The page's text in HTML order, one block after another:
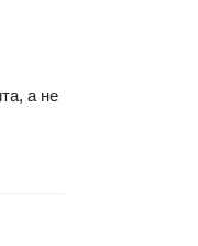
а не